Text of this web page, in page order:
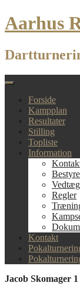
Skip
to
Aarhus
Forside
Kampplan
Resultater
Stilling
Topliste
Information
Regler
Kontakt
Jacob Skomager 1